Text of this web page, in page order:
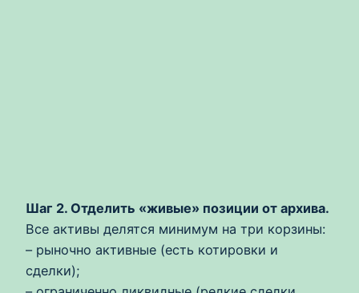
Шаг 2. Отделить «живые» позиции от архива.
Все активы делятся минимум на три корзины:
– рыночно активные (есть котировки и
сделки);